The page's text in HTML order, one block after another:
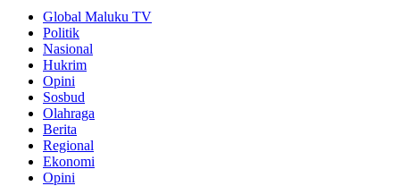
Global Maluku TV
Politik
Nasional
Hukrim
Opini
Sosbud
Olahraga
Berita
Regional
Ekonomi
Opini